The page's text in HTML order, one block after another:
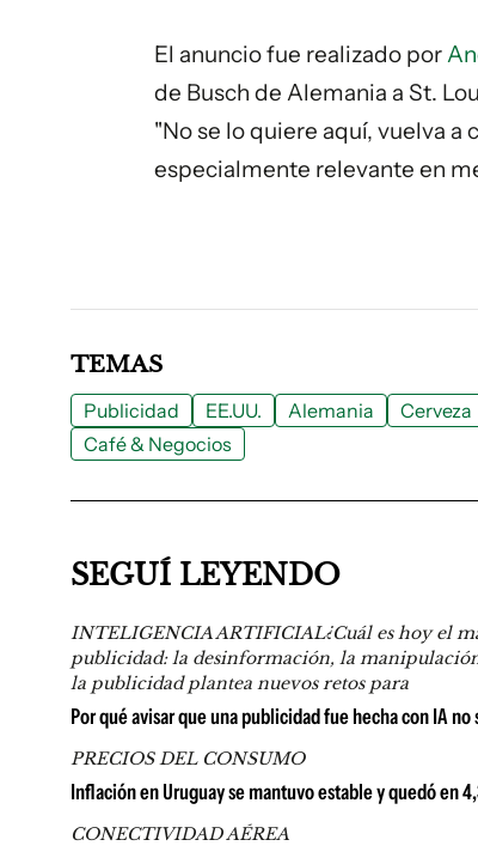
El anuncio fue realizado por
de Busch de Alemania a St.
"No se lo quiere aquí, vuelva a
especialmente relevante en
TEMAS
Publicidad EE.UU. Alemania Cerveza
Café & Negocios
SEGUÍ LEYENDO
INTELIGENCIA ARTIFICIAL¿Cuál es hoy el
publicidad: la desinformación, la
la publicidad plantea nuevos retos para
Por qué avisar que una publicidad fue hecha con IA
PRECIOS DEL CONSUMO
Inflación en Uruguay se mantuvo estable y quedó en
CONECTIVIDAD AÉREA